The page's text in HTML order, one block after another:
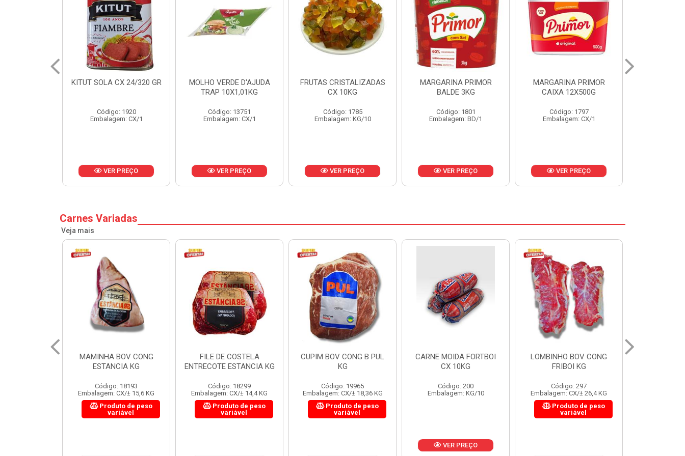
MOLHO VERDE D'AJUDA
Código: 13751
Embalagem: CX/1
VER PREÇO
FRUTAS CRISTALIZADAS
CX 10KG
Código: 1785
Embalagem: KG/10
VER PREÇO
MARGARINA PRIMOR
BALDE 3KG
Código: 1801
Embalagem: BD/1
VER PREÇO
MARGARINA PRIMOR
CAIXA 12X500G
Código: 1797
Embalagem: CX/1
VER PREÇO
MARGARINA PRIMOR CX
24X250G
Código: 1921
Embalagem: CX/1
VER PREÇO
Carnes Variadas
Veja mais
FILE DE COSTELA
ENTRECOTE ESTANCIA KG
Código: 18299
Embalagem: CX/± 14,4 KG
Produto de peso
variável
CUPIM BOV CONG B PUL
KG
Código: 19965
Embalagem: CX/± 18,36 KG
Produto de peso
variável
CARNE MOIDA FORTBOI
CX 10KG
Código: 200
Embalagem: KG/10
LOMBINHO BOV CONG
FRIBOI KG
Código: 297
Embalagem: CX/± 26,4 KG
FIGADO BOV CONG FRIBOI
KG
Código: 222
Embalagem: CX/± 30,12 KG
Produto de peso
variável